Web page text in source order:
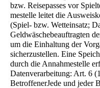
bzw. Reisepasses vor
mestelle leitet die
(Spiel- bzw. Wetteinsatz;
Geldwäschebeauftragten
um die Einhaltung der
sicherzustellen. Eine
durch die Annahmestelle
Datenverarbeitung: Art. 6
BetroffenerJede und jeder